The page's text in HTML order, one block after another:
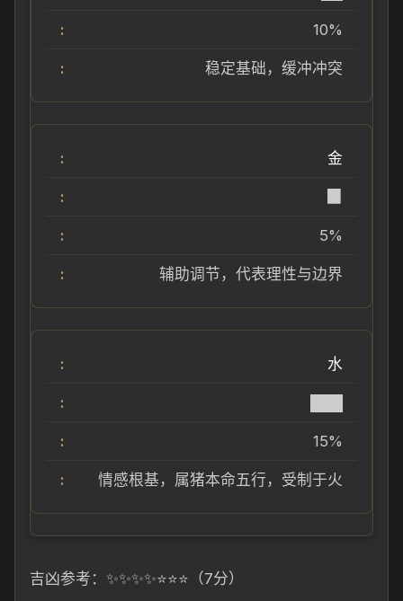
10%
稳定基础，缓冲冲突
金
5%
辅助调节，代表理性与边界
水
15%
情感根基，属猪本命五行，受制于火
吉凶参考：✨✨✨✨⭐⭐⭐（7分）